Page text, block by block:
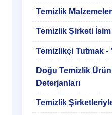
Temizlik
Temizlik Şirketi
Temizlikçi Tutmak -
Doğu Temizlik
Deterjanları
Temizlik